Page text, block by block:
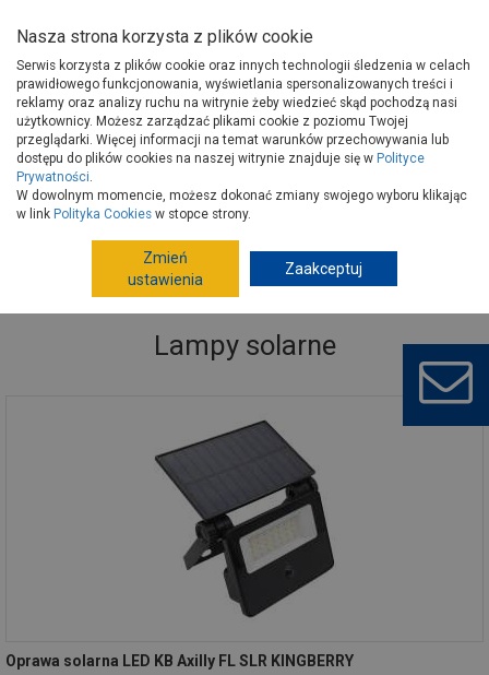
Strona główna Wokół domu
Elektryka, oświetlenie
Oświetlenie zewnętrzne
Lampy solarne
Lampy solarne
Oprawa solarna LED KB Axilly FL SLR KINGBERRY
Nasza strona korzysta z plików cookie
Serwis korzysta z plików cookie oraz innych technologii śledzenia w celach
prawidłowego funkcjonowania, wyświetlania spersonalizowanych treści i
reklamy oraz analizy ruchu na witrynie żeby wiedzieć skąd pochodzą nasi
użytkownicy. Możesz zarządzać plikami cookie z poziomu Twojej
przeglądarki. Więcej informacji na temat warunków przechowywania lub
dostępu do plików cookies na naszej witrynie znajduje się w Polityce
Prywatności.
W dowolnym momencie, możesz dokonać zmiany swojego wyboru klikając
w link Polityka Cookies w stopce strony.
Zmień
ustawienia
Zaakceptuj